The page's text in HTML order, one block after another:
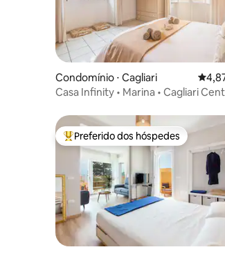
Condomínio ⋅ Cagliari 4,87
Casa Infinity • Marina • Cagliari
Entre os melhores preferidos dos
Preferido dos hóspedes